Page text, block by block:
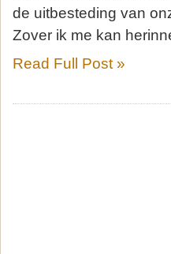
de uitbesteding van
Zover ik me kan
Read Full Post »